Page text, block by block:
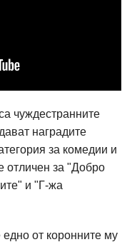
чуждестранните
наградите
за комедии и
отличен за "Добро
и "Г-жа
от коронните му